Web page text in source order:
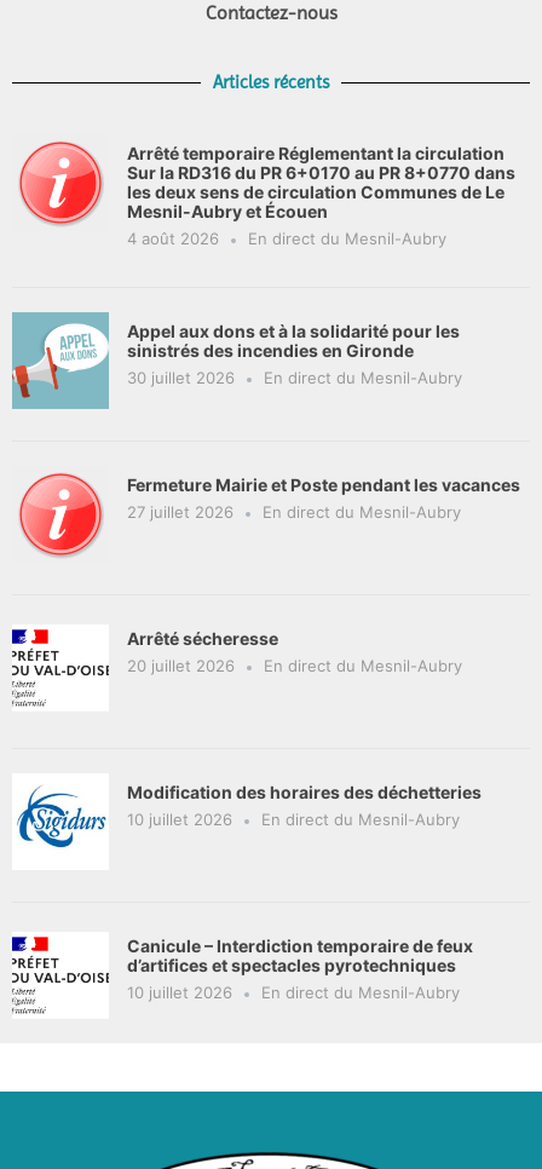
Contactez-nous
Articles récents
Arrêté temporaire Réglementant la circulation
Sur la RD316 du PR 6+0170 au PR 8+0770 dans
les deux sens de circulation Communes de Le
Mesnil-Aubry et Écouen
4 août 2026 En direct du Mesnil-Aubry
Appel aux dons et à la solidarité pour les
sinistrés des incendies en Gironde
30 juillet 2026 En direct du Mesnil-Aubry
Fermeture Mairie et Poste pendant les vacances
27 juillet 2026 En direct du Mesnil-Aubry
Arrêté sécheresse
20 juillet 2026 En direct du Mesnil-Aubry
Modification des horaires des déchetteries
10 juillet 2026 En direct du Mesnil-Aubry
Canicule – Interdiction temporaire de feux
d’artifices et spectacles pyrotechniques
10 juillet 2026 En direct du Mesnil-Aubry